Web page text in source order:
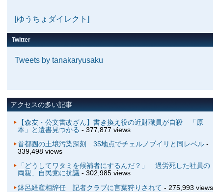
[ゆうちょダイレクト]
Twitter
Tweets by tanakaryusaku
アクセスの多い記事
【森友・公文書改ざん】書き換え役の近財職員が自殺 「原
本」と遺書見つかる - 377,877 views
首都圏の土壌汚染深刻 35地点でチェルノブイリと同レベル-
339,498 views
「どうしてワタミを候補者にするんだ？」 過労死した社員の
両親、自民党に抗議- 302,985 views
鉢呂経産相辞任 記者クラブに言葉狩りされて - 275,993 views